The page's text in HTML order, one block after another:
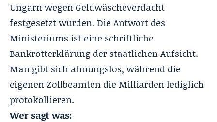
Ungarn wegen Geldwäscheverdacht
festgesetzt wurden. Die Antwort des
Ministeriums ist eine schriftliche
Bankrotterklärung der staatlichen Aufsicht.
Man gibt sich ahnungslos, während die
eigenen Zollbeamten die Milliarden lediglich
protokollieren.
Wer sagt was: